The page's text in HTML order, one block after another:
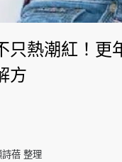
只熱潮紅！更
方
詩蓓 整理